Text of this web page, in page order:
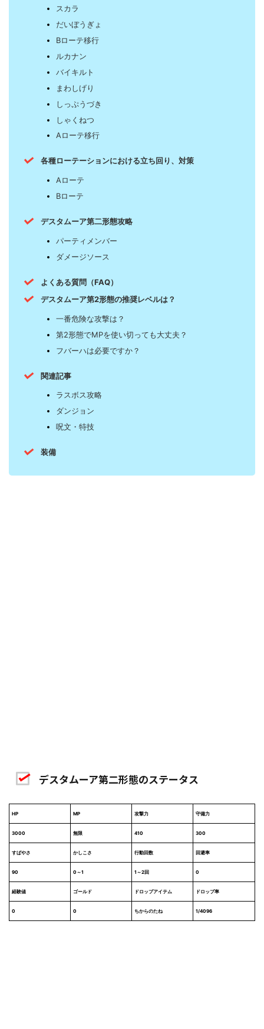
スカラ
だいぼうぎょ
Bローテ移行
ルカナン
バイキルト
まわしげり
しっぷうづき
しゃくねつ
Aローテ移行
各種ローテーションにおける立ち回り、対策
Aローテ
Bローテ
デスタムーア第二形態攻略
パーティメンバー
ダメージソース
よくある質問（FAQ）
デスタムーア第2形態の推奨レベルは？
一番危険な攻撃は？
第2形態でMPを使い切っても大丈夫？
フバーハは必要ですか？
関連記事
ラスボス攻略
ダンジョン
呪文・特技
装備
デスタムーア第二形態のステータス
HP MP 攻撃力 守備力
3000 無限 410 300
すばやさ かしこさ 行動回数 回避率
90 0～1 1～2回 0
経験値 ゴールド ドロップアイテム ドロップ率
0 0 ちからのたね 1/4096